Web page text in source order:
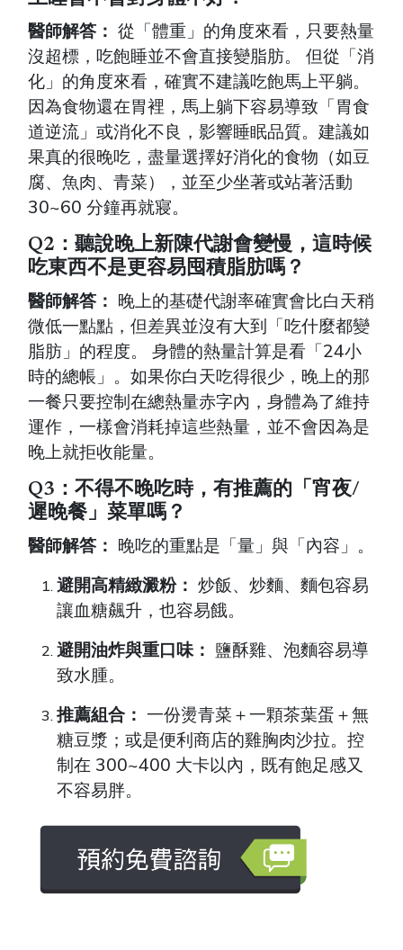
醫師解答： 從「體重」的角度來看，只要熱量
沒超標，吃飽睡並不會直接變脂肪。 但從「消
化」的角度來看，確實不建議吃飽馬上平躺。
因為食物還在胃裡，馬上躺下容易導致「胃食
道逆流」或消化不良，影響睡眠品質。建議如
果真的很晚吃，盡量選擇好消化的食物（如豆
腐、魚肉、青菜），並至少坐著或站著活動
30~60 分鐘再就寢。
Q2：聽說晚上新陳代謝會變慢，這時候
吃東西不是更容易囤積脂肪嗎？
醫師解答： 晚上的基礎代謝率確實會比白天稍
微低一點點，但差異並沒有大到「吃什麼都變
脂肪」的程度。 身體的熱量計算是看「24小
時的總帳」。如果你白天吃得很少，晚上的那
一餐只要控制在總熱量赤字內，身體為了維持
運作，一樣會消耗掉這些熱量，並不會因為是
晚上就拒收能量。
Q3：不得不晚吃時，有推薦的「宵夜/
遲晚餐」菜單嗎？
醫師解答： 晚吃的重點是「量」與「內容」。
避開高精緻澱粉： 炒飯、炒麵、麵包容易
讓血糖飆升，也容易餓。
避開油炸與重口味： 鹽酥雞、泡麵容易導
致水腫。
推薦組合： 一份燙青菜＋一顆茶葉蛋＋無
糖豆漿；或是便利商店的雞胸肉沙拉。控
制在 300~400 大卡以內，既有飽足感又
不容易胖。